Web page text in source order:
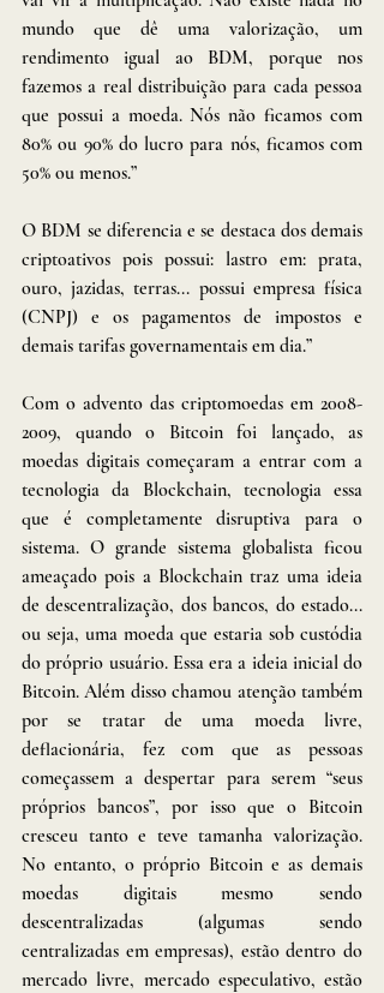
mundo que dê uma valorização, um
rendimento igual ao BDM, porque nos
fazemos a real distribuição para cada pessoa
que possui a moeda. Nós não ficamos com
80% ou 90% do lucro para nós, ficamos com
50% ou menos.”
O BDM se diferencia e se destaca dos demais
criptoativos pois possui: lastro em: prata,
ouro, jazidas, terras... possui empresa física
(CNPJ) e os pagamentos de impostos e
demais tarifas governamentais em dia.”
Com o advento das criptomoedas em 2008-
2009, quando o Bitcoin foi lançado, as
moedas digitais começaram a entrar com a
tecnologia da Blockchain, tecnologia essa
que é completamente disruptiva para o
sistema. O grande sistema globalista ficou
ameaçado pois a Blockchain traz uma ideia
de descentralização, dos bancos, do estado...
ou seja, uma moeda que estaria sob custódia
do próprio usuário. Essa era a ideia inicial do
Bitcoin. Além disso chamou atenção também
por se tratar de uma moeda livre,
deflacionária, fez com que as pessoas
começassem a despertar para serem “seus
próprios bancos”, por isso que o Bitcoin
cresceu tanto e teve tamanha valorização.
No entanto, o próprio Bitcoin e as demais
moedas digitais mesmo sendo
descentralizadas (algumas sendo
centralizadas em empresas), estão dentro do
mercado livre, mercado especulativo, estão